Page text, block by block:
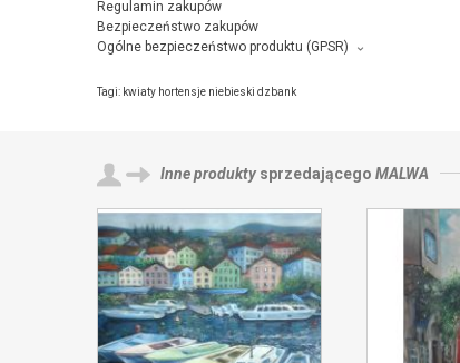
Regulamin zakupów
Bezpieczeństwo zakupów
Ogólne bezpieczeństwo produktu (GPSR)
malwa, os.ogrodowe 17/9 , 31-916 krakow,
Tagi: kwiaty hortensje niebieski dzbank
Inne produktysprzedającego MALWA